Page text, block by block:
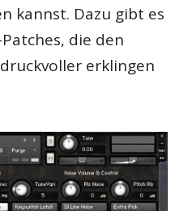
kannst. Dazu gibt es
die den
erklingen